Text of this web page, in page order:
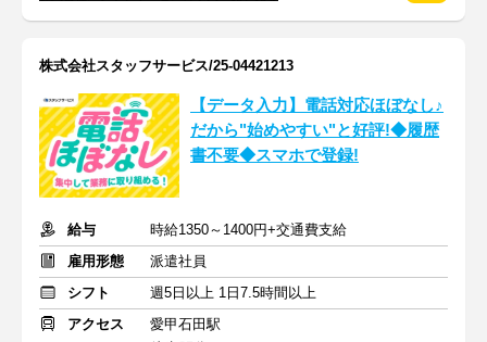
株式会社スタッフサービス/25-04421213
【データ入力】電話対応ほぼなし♪
だから"始めやすい"と好評!◆履歴
書不要◆スマホで登録!
給与
時給1350～1400円+交通費支給
雇用形態
派遣社員
シフト
週5日以上 1日7.5時間以上
アクセス
愛甲石田駅